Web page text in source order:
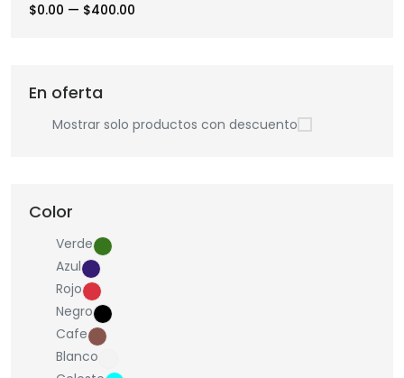
$0.00 — $400.00
En oferta
Mostrar solo productos con descuento
Color
Verde
Azul
Rojo
Negro
Cafe
Blanco